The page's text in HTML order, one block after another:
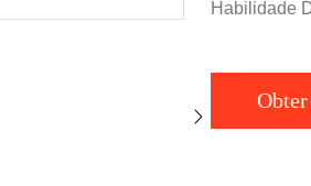
Habilidade